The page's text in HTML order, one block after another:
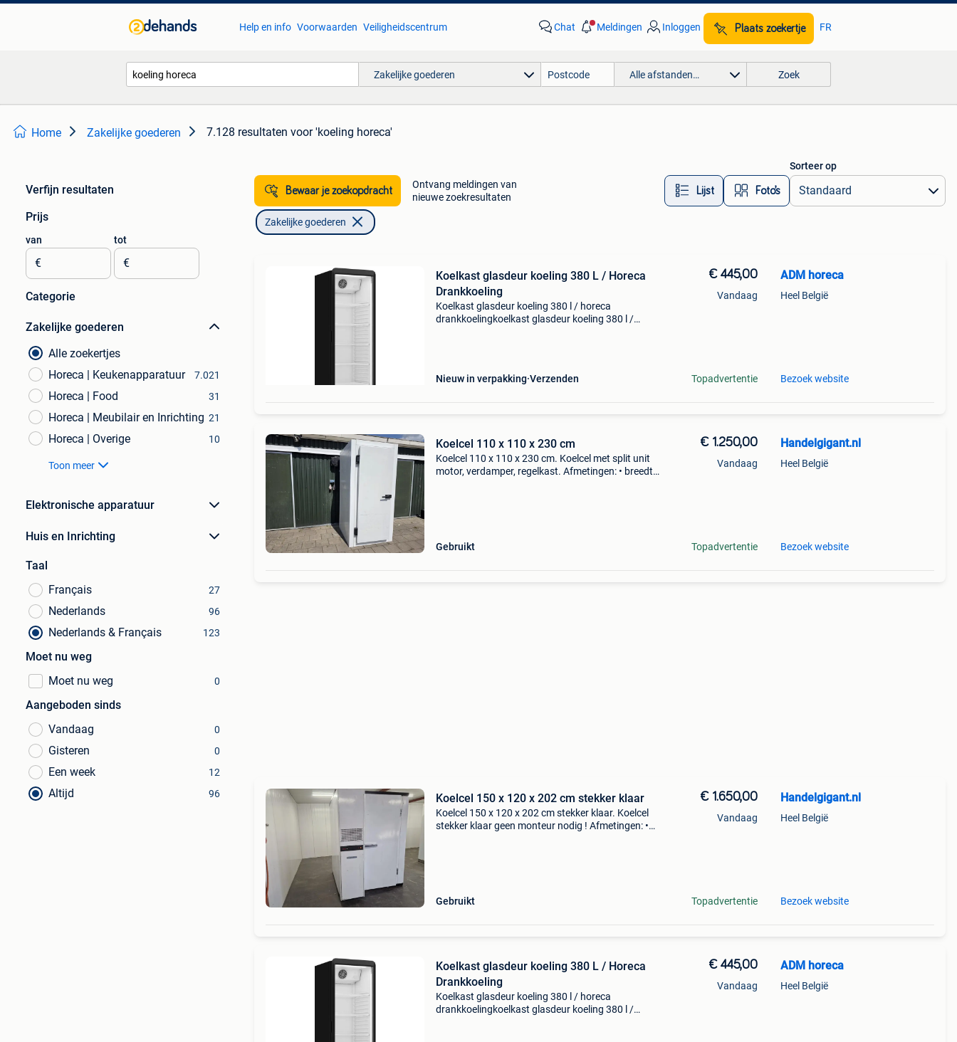
Help en info Voorwaarden Veiligheidscentrum Chat Meldingen Inloggen Plaats zoekertje FR
Zakelijke goederen Alle afstanden… Zoek
Home Zakelijke goederen 7.128 resultaten voor 'koeling horeca'
Verfijn resultaten
Prijs
van
€
tot
€
Categorie
Zakelijke goederen
Alle zoekertjes
Horeca | Keukenapparatuur
7.021
Horeca | Food 31
Horeca | Meubilair en Inrichting 21
Horeca | Overige 10
Toon meer
Elektronische apparatuur
Huis en Inrichting
Taal
Français
27
Nederlands 96
Nederlands & Français 123
Moet nu weg
Moet nu weg
0
Aangeboden sinds
Vandaag
0
Gisteren 0
Een week 12
Altijd 96
Bewaar je zoekopdracht
Ontvang meldingen van
nieuwe zoekresultaten
Lijst Foto’s
Sorteer op
Zakelijke goederen
Koelkast glasdeur koeling 380 L / Horeca
Drankkoeling
Koelkast glasdeur koeling 380 l / horeca
drankkoelingkoelkast glasdeur koeling 380 l /
Nieuw in verpakking Verzenden
€ 445,00
Vandaag
Topadvertentie
ADM horeca
Heel België
Bezoek website
Koelcel 110 x 110 x 230 cm
Koelcel 110 x 110 x 230 cm. Koelcel met split unit
motor, verdamper, regelkast. Afmetingen: • breedte:
Gebruikt
€ 1.250,00
Vandaag
Topadvertentie
Handelgigant.nl
Heel België
Bezoek website
Koelcel 150 x 120 x 202 cm stekker klaar
Koelcel 150 x 120 x 202 cm stekker klaar. Koelcel
stekker klaar geen monteur nodig ! Afmetingen: •
Gebruikt
€ 1.650,00
Vandaag
Topadvertentie
Handelgigant.nl
Heel België
Bezoek website
Koelkast glasdeur koeling 380 L / Horeca
Drankkoeling
Koelkast glasdeur koeling 380 l / horeca
drankkoelingkoelkast glasdeur koeling 380 l /
€ 445,00
Vandaag
ADM horeca
Heel België